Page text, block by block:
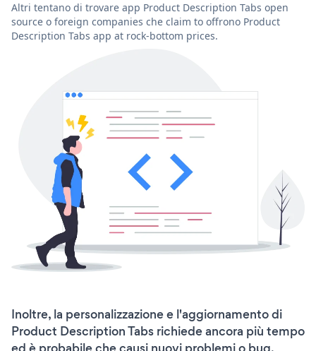
Altri tentano di trovare app Product Description Tabs open
source o foreign companies che claim to offrono Product
Description Tabs app at rock-bottom prices.
Inoltre, la personalizzazione e l'aggiornamento di
Product Description Tabs richiede ancora più tempo